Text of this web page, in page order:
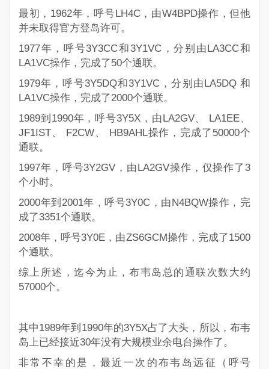
最初，1962年，呼号 LH4C，由W4BPD操作，但他
并未取得官方登岛许可。
1977年，呼号3Y3CC和 3Y1VC，分别由LA3CC和
LA1VC操作，完成了50个通联。
1979年，呼号3Y5DQ和3Y1VC ，分别由LA5DQ 和
LA1VC操作，完成了2000个通联。
1989到1990年，呼号3Y5X ，由LA2GV、 LA1EE、
JF1IST、 F2CW、 HB9AHL操作，完成了50000个
通联。
1997年，呼号3Y2GV ，由LA2GV操作，仅操作了3
个小时。
2000年到2001年，呼号3Y0C ，由N4BQW操作，完
成了3351个通联。
2008年，呼号3Y0E ，由ZS6GCM操作，完成了1500
个通联。
综上所述，迄今为止，布韦岛总的通联次数大约
57000个。
其中1989年到1990年的3Y5X占了大头，所以，布韦
岛上已经接近30年没有大规模业余电台操作了。
非常不幸的是，最近一次的布韦岛远征（呼号